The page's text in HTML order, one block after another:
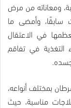
ومعاناته من مرض
بحياته؛ حيث اعتُقل 6 مرات سابقًا، وأمضى ما
معظمها في الاعتقال
في تفاقم
مصابين بالسرطان بمختلف أنواعه،
مناسبة، حيث